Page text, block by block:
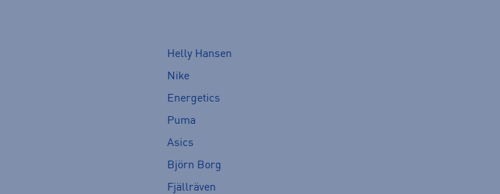
Helly Hansen
Nike
Energetics
Puma
Asics
Björn Borg
Fjällräven